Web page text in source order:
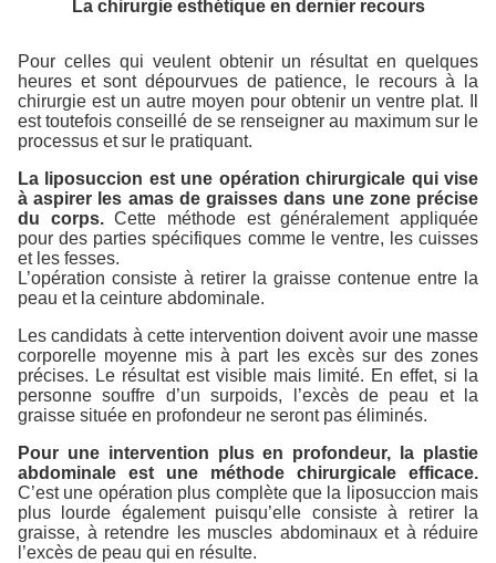
La chirurgie esthétique en dernier recours
Pour celles qui veulent obtenir un résultat en quelques
heures et sont dépourvues de patience, le recours à la
chirurgie est un autre moyen pour obtenir un ventre plat. Il
est toutefois conseillé de se renseigner au maximum sur le
processus et sur le pratiquant.
La liposuccion est une opération chirurgicale qui vise
à aspirer les amas de graisses dans une zone précise
du corps.Cette méthode est généralement appliquée
pour des parties spécifiques comme le ventre, les cuisses
et les fesses.
L’opération consiste à retirer la graisse contenue entre la
peau et la ceinture abdominale.
Les candidats à cette intervention doivent avoir une masse
corporelle moyenne mis à part les excès sur des zones
précises. Le résultat est visible mais limité. En effet, si la
personne souffre d’un surpoids, l’excès de peau et la
graisse située en profondeur ne seront pas éliminés.
Pour une intervention plus en profondeur, la plastie
abdominale est une méthode chirurgicale efficace.
C’est une opération plus complète que la liposuccion mais
plus lourde également puisqu’elle consiste à retirer la
graisse, à retendre les muscles abdominaux et à réduire
l’excès de peau qui en résulte.